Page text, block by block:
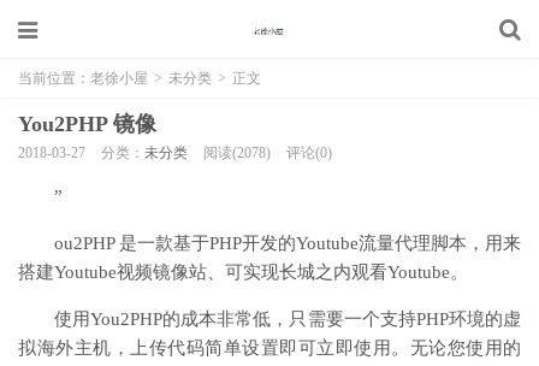
当前位置： 老徐小屋 > 未分类 > 正文
You2PHP 镜像
2018-03-27 分类： 未分类 阅读(2078) 评论(0)
”
ou2PHP 是一款基于PHP开发的Youtube流量代理脚本，用来
搭建Youtube视频镜像站、可实现长城之内观看Youtube。
使用You2PHP的成本非常低，只需要一个支持PHP环境的虚
拟海外主机，上传代码简单设置即可立即使用。无论您使用的